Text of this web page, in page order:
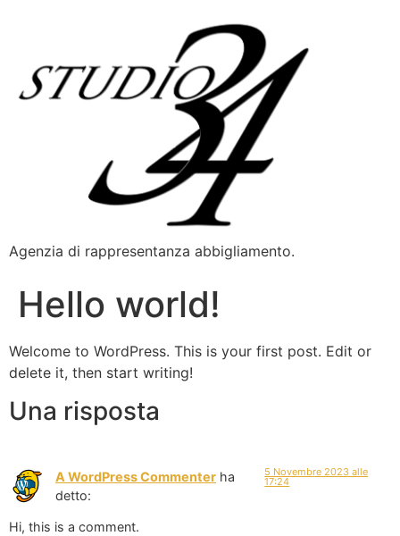
Agenzia di rappresentanza abbigliamento.
Hello world!
Welcome to WordPress. This is your first post. Edit or
delete it, then start writing!
Una risposta
A WordPress Commenter ha
detto:
5 Novembre 2023 alle
17:24
Hi, this is a comment.